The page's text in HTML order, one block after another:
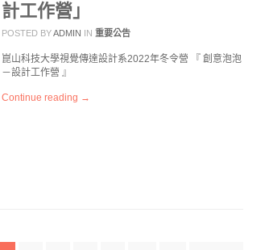
計工作營」
POSTED BYADMIN IN 重要公告
崑山科技大學視覺傳達設計系2022年冬令營 『 創意泡泡
－設計工作營 』
Continue reading →